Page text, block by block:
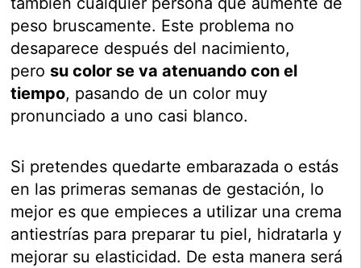
peso bruscamente. Este problema no
desaparece después del nacimiento,
pero su color se va atenuando con el
tiempo, pasando de un color muy
pronunciado a uno casi blanco.
Si pretendes quedarte embarazada o estás
en las primeras semanas de gestación, lo
mejor es que empieces a utilizar una crema
antiestrías para preparar tu piel, hidratarla y
mejorar su elasticidad. De esta manera será